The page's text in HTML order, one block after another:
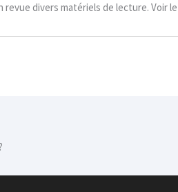
revue divers matériels de lecture. Voir le